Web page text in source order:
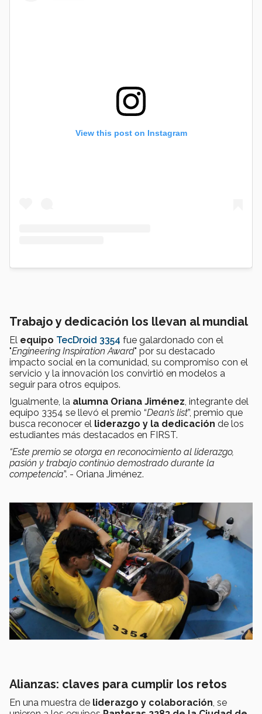
View this post on Instagram
Trabajo y dedicación los llevan al mundial
El equipo TecDroid 3354 fue galardonado con el
"Engineering Inspiration Award" por su destacado
impacto social en la comunidad, su compromiso con el
servicio y la innovación los convirtió en modelos a
seguir para otros equipos.
Igualmente, la alumna Oriana Jiménez, integrante del
equipo 3354 se llevó el premio “Dean’s list”, premio que
busca reconocer el liderazgo y la dedicación de los
estudiantes más destacados en FIRST.
“Este premio se otorga en reconocimiento al liderazgo,
pasión y trabajo continúo demostrado durante la
competencia”. - Oriana Jiménez.
Alianzas: claves para cumplir los retos
En una muestra de liderazgo y colaboración , se